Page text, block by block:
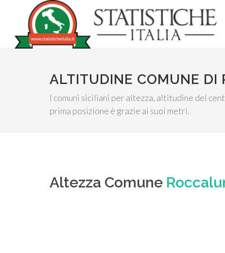
ALTITUDINE COMUNE DI
I comuni siciliani per altezza, altitudine del
prima posizione è grazie ai suoi metri.
Altezza Comune